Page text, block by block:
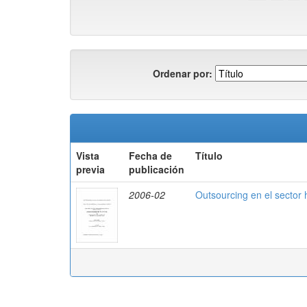
Ordenar por:
Vista
previa
Fecha de
publicación
Título
2006-02 Outsourcing en el sector